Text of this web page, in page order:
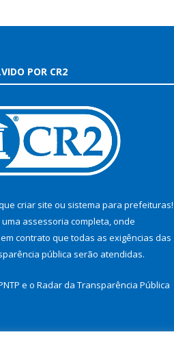
POR CR2
criar site ou sistema para prefeituras!
assessoria completa, onde
contrato que todas as exigências das
pública serão atendidas.
e o Radar da Transparência Pública